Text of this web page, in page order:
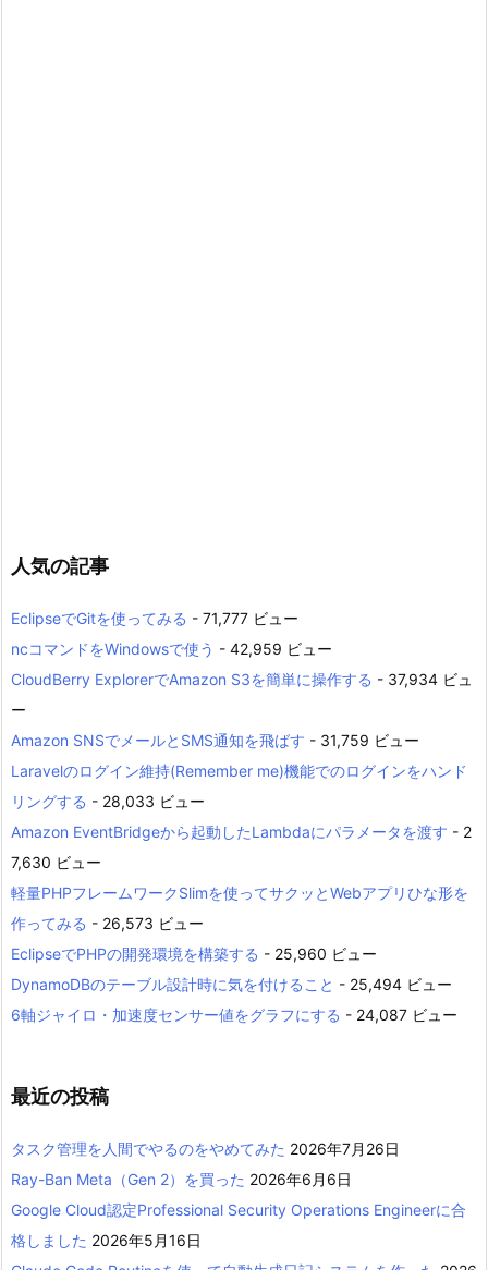
人気の記事
EclipseでGitを使ってみる - 71,777 ビュー
ncコマンドをWindowsで使う - 42,959 ビュー
CloudBerry ExplorerでAmazon S3を簡単に操作する - 37,934 ビュ
ー
Amazon SNSでメールとSMS通知を飛ばす - 31,759 ビュー
Laravelのログイン維持(Remember me)機能でのログインをハンド
リングする - 28,033 ビュー
Amazon EventBridgeから起動したLambdaにパラメータを渡す - 2
7,630 ビュー
軽量PHPフレームワークSlimを使ってサクッとWebアプリひな形を
作ってみる - 26,573 ビュー
EclipseでPHPの開発環境を構築する - 25,960 ビュー
DynamoDBのテーブル設計時に気を付けること - 25,494 ビュー
6軸ジャイロ・加速度センサー値をグラフにする - 24,087 ビュー
最近の投稿
タスク管理を人間でやるのをやめてみた 2026年7月26日
Ray-Ban Meta（Gen 2）を買った 2026年6月6日
Google Cloud認定Professional Security Operations Engineerに合
格しました 2026年5月16日